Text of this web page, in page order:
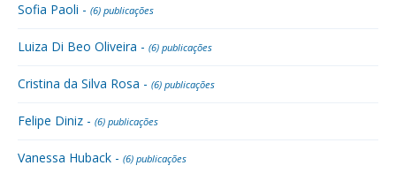
Sofia Paoli - (6) publicações
Luiza Di Beo Oliveira - (6) publicações
Cristina da Silva Rosa - (6) publicações
Felipe Diniz - (6) publicações
Vanessa Huback - (6) publicações